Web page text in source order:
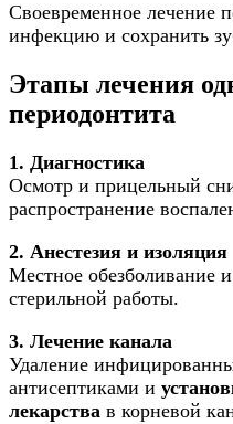
Своевременное лечение
инфекцию и сохранить
Этапы лечения
периодонтита
1. Диагностика
Осмотр и прицельный
распространение
2. Анестезия и изоляция
Местное обезболивание
стерильной работы.
3. Лечение канала
Удаление
антисептиками и
лекарства в корневой